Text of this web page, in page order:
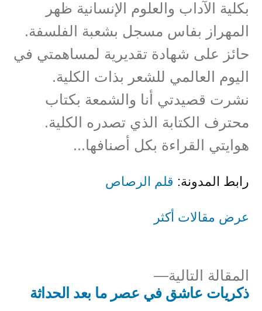
بكلية الآداب والعلوم الإنسانية ظهر
المهراز بفاس مسجل بشعبة الفلسفة.
حائز على شهادة تقديرية لمساهمتي في
اليوم العالمي للشعر بذات الكلية.
نشرت قصيدتي أنا والشمعة بكتاب
محترف الكتابة الذي تصدره الكلية.
هوايتي القراءة بكل أصنافها...
رابط المدونة: قلم الرصاص
عرض مقالات أكثر
المقالة التالية
المقالة
التالية
ذكريات عاشق في عصر ما بعد الحداثة